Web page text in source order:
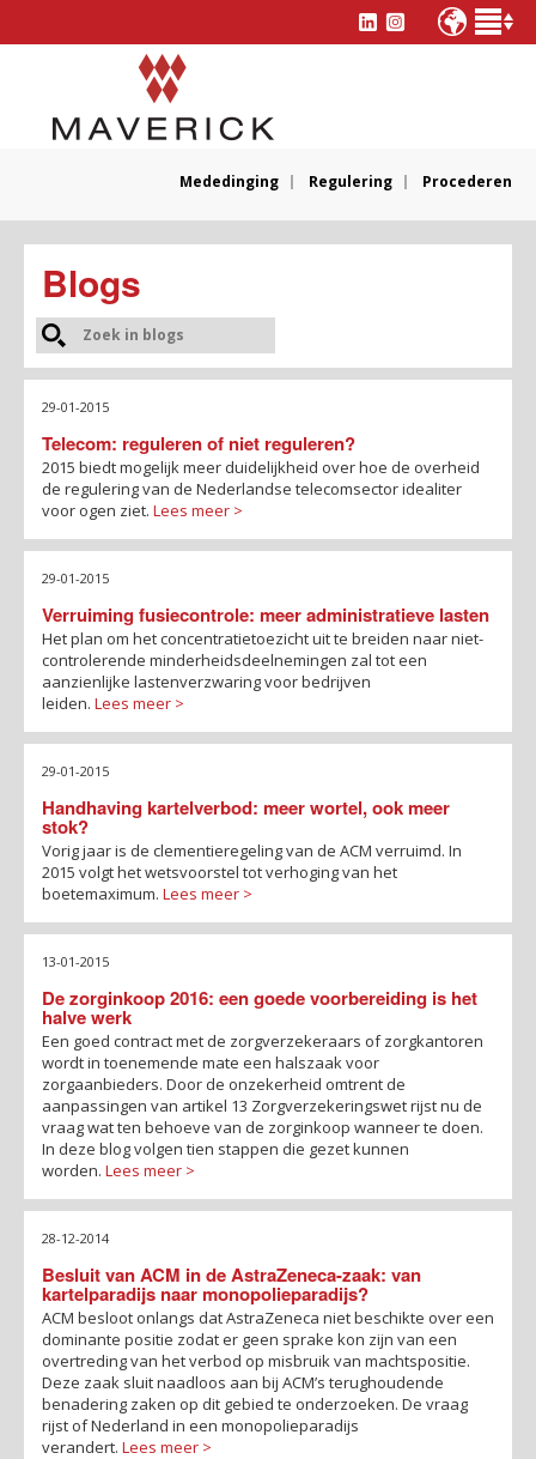
Mededinging Regulering Procederen
Blogs
29-01-2015
Telecom: reguleren of niet reguleren?
2015 biedt mogelijk meer duidelijkheid over hoe de overheid
de regulering van de Nederlandse telecomsector idealiter
voor ogen ziet. Lees meer >
29-01-2015
Verruiming fusiecontrole: meer administratieve lasten
Het plan om het concentratietoezicht uit te breiden naar niet-
controlerende minderheidsdeelnemingen zal tot een
aanzienlijke lastenverzwaring voor bedrijven
leiden. Lees meer >
29-01-2015
Handhaving kartelverbod: meer wortel, ook meer
stok?
Vorig jaar is de clementieregeling van de ACM verruimd. In
2015 volgt het wetsvoorstel tot verhoging van het
boetemaximum. Lees meer >
13-01-2015
De zorginkoop 2016: een goede voorbereiding is het
halve werk
Een goed contract met de zorgverzekeraars of zorgkantoren
wordt in toenemende mate een halszaak voor
zorgaanbieders. Door de onzekerheid omtrent de
aanpassingen van artikel 13 Zorgverzekeringswet rijst nu de
vraag wat ten behoeve van de zorginkoop wanneer te doen.
In deze blog volgen tien stappen die gezet kunnen
worden. Lees meer >
28-12-2014
Besluit van ACM in de AstraZeneca-zaak: van
kartelparadijs naar monopolieparadijs?
ACM besloot onlangs dat AstraZeneca niet beschikte over een
dominante positie zodat er geen sprake kon zijn van een
overtreding van het verbod op misbruik van machtspositie.
Deze zaak sluit naadloos aan bij ACM’s terughoudende
benadering zaken op dit gebied te onderzoeken. De vraag
rijst of Nederland in een monopolieparadijs
verandert. Lees meer >